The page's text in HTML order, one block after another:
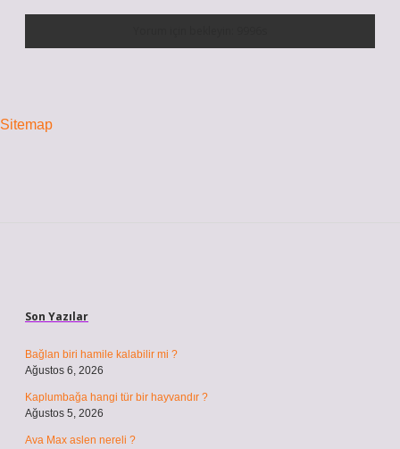
Sitemap
Son Yazılar
Bağlan biri hamile kalabilir mi ?
Ağustos 6, 2026
Kaplumbağa hangi tür bir hayvandır ?
Ağustos 5, 2026
Ava Max aslen nereli ?